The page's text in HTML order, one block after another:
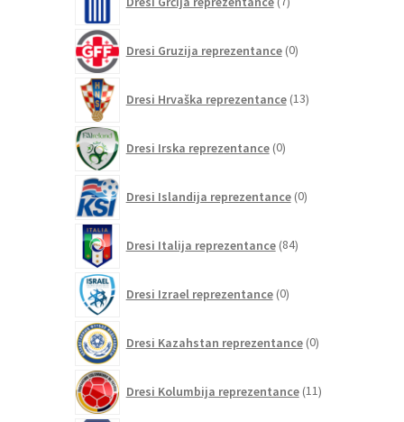
izdelkov
Dresi Gruzija reprezentance 0izdelkov
Dresi Hrvaška reprezentance 13izdelkov
Dresi Irska reprezentance 0izdelkov
Dresi Islandija reprezentance 0izdelkov
Dresi Italija reprezentance 84izdelkov
Dresi Izrael reprezentance 0izdelkov
Dresi Kazahstan reprezentance 0izdelkov
Dresi Kolumbija reprezentance 11izdelkov